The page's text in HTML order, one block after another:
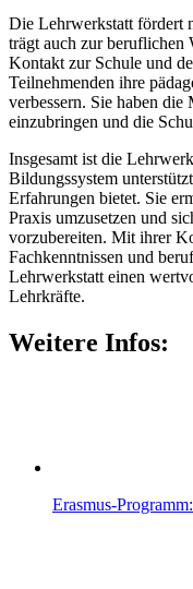
Die Lehrwerkstatt fördert
trägt auch zur beruflichen
Kontakt zur Schule und
Teilnehmenden ihre
verbessern. Sie haben
einzubringen und die
Insgesamt ist die
Bildungssystem
Erfahrungen bietet. Sie
Praxis umzusetzen und
vorzubereiten. Mit ihrer
Fachkenntnissen und
Lehrwerkstatt einen
Lehrkräfte.
Weitere Infos:
Erasmus-